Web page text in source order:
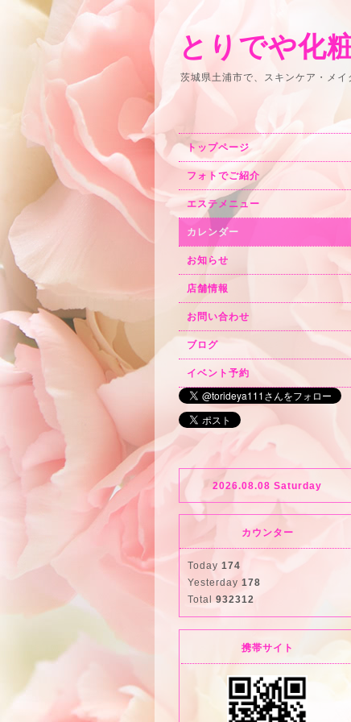
とりでや化
茨城県土浦市で、スキンケア・メ
トップページ
フォトでご紹介
エステメニュー
カレンダー
お知らせ
店舗情報
お問い合わせ
ブログ
イベント予約
2026.08.08 Saturday
カウンター
Today 174
Yesterday 178
Total 932312
携帯サイト